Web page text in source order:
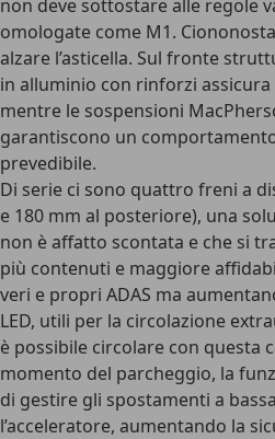
non deve sottostare alle regole
omologate come M1.
alzare l’asticella. Sul fronte
in alluminio con rinforzi
mentre le sospensioni
garantiscono un
prevedibile.
Di serie ci sono quattro freni a
e 180 mm al posteriore), una
non è affatto scontata e che si
più contenuti e maggiore
veri e propri ADAS ma
LED, utili per la circolazione
è possibile circolare con questa
momento del parcheggio, la
di gestire gli spostamenti a
l’acceleratore, aumentando la